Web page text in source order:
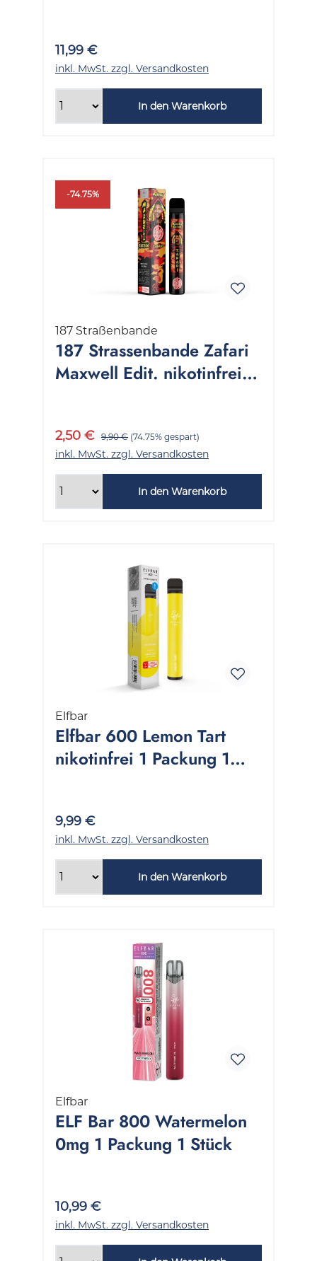
11,99 €
inkl. MwSt. zzgl. Versandkosten
In den Warenkorb
-74.75%
187 Straßenbande
187 Strassenbande Zafari
Maxwell Edit. nikotinfrei 1
2,50 € 9,90 € (74.75% gespart)
inkl. MwSt. zzgl. Versandkosten
In den Warenkorb
Elfbar
Elfbar 600 Lemon Tart
nikotinfrei 1 Packung 1
9,99 €
inkl. MwSt. zzgl. Versandkosten
In den Warenkorb
Elfbar
ELF Bar 800 Watermelon
0mg 1 Packung 1 Stück
10,99 €
inkl. MwSt. zzgl. Versandkosten